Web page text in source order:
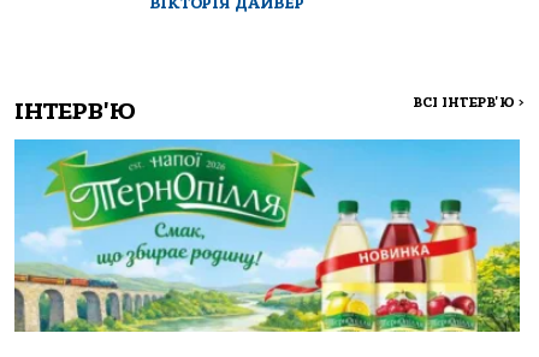
ІНТЕРВ'Ю ВСІ ІНТЕРВ'Ю >